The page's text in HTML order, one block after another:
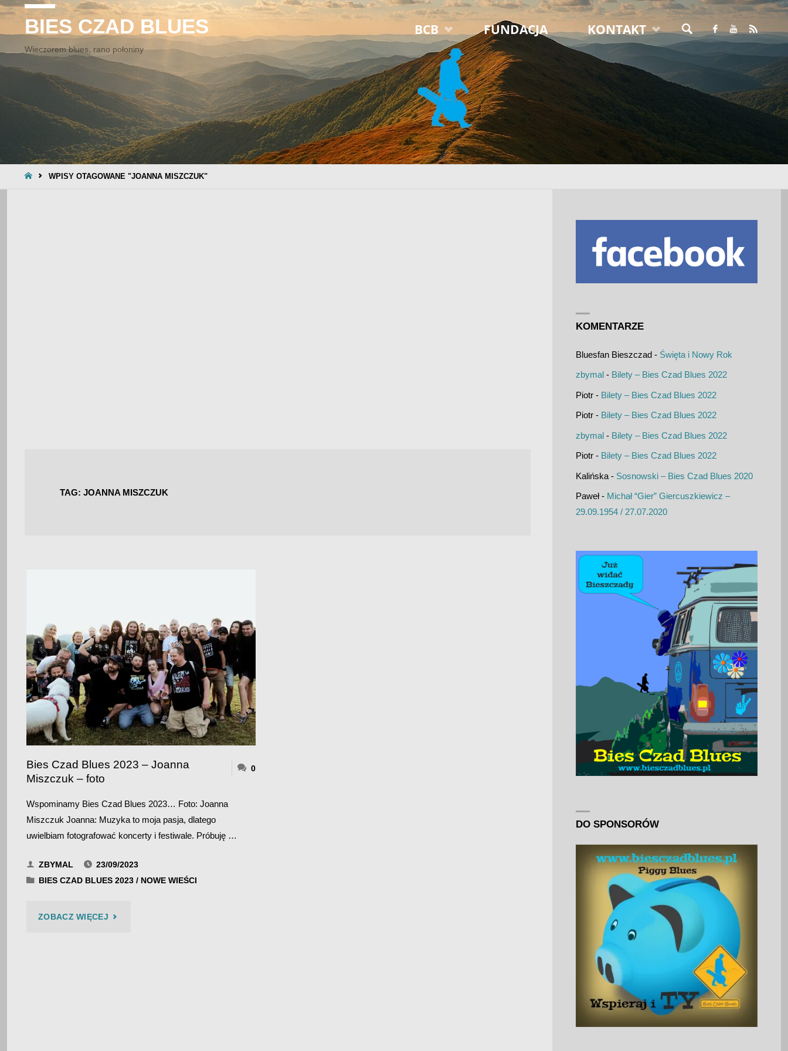
BIES CZAD BLUES
Wieczorem blues, rano połoniny
Przejdź
do
treści
BCB FUNDACJA KONTAKT
SZUKAJ
STRONA
WPISY OTAGOWANE "JOANNA MISZCZUK"
TAG: JOANNA MISZCZUK
Bies Czad Blues 2023 – Joanna
Miszczuk – foto
0
Wspominamy Bies Czad Blues 2023… Foto: Joanna
Miszczuk Joanna: Muzyka to moja pasja, dlatego
uwielbiam fotografować koncerty i festiwale. Próbuję …
ZBYMAL
23/09/2023
BIES CZAD BLUES 2023 / NOWE WIEŚCI
ZOBACZ WIĘCEJ"BIES
KOMENTARZE
Bluesfan Bieszczad- Święta i Nowy Rok
zbymal- Bilety – Bies Czad Blues 2022
Piotr- Bilety – Bies Czad Blues 2022
Piotr- Bilety – Bies Czad Blues 2022
zbymal- Bilety – Bies Czad Blues 2022
Piotr- Bilety – Bies Czad Blues 2022
Kalińska- Sosnowski – Bies Czad Blues 2020
Paweł- Michał “Gier” Giercuszkiewicz –
29.09.1954 / 27.07.2020
DO SPONSORÓW